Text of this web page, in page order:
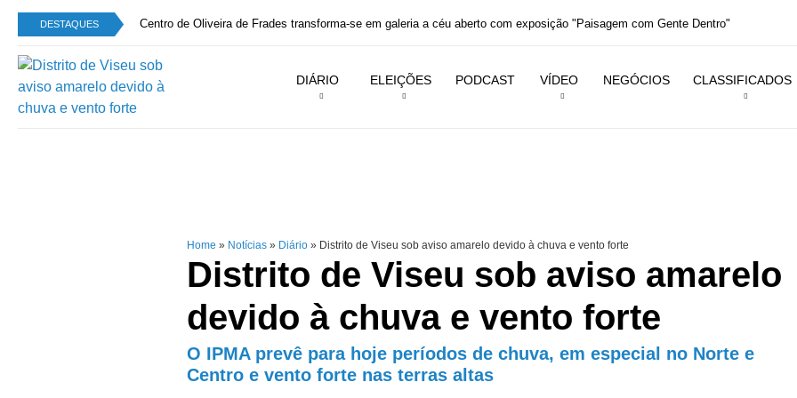
DESTAQUES Centro de Oliveira de Frades transforma-se em galeria a céu aberto com exposição "Paisagem com Gente Dentro"
DIÁRIO ELEIÇÕES PODCAST VÍDEO NEGÓCIOS CLASSIFICADOS
Home » Notícias » Diário » Distrito de Viseu sob aviso amarelo devido à chuva e vento forte
Distrito de Viseu sob aviso amarelo
devido à chuva e vento forte
O IPMA prevê para hoje períodos de chuva, em especial no Norte e
Centro e vento forte nas terras altas